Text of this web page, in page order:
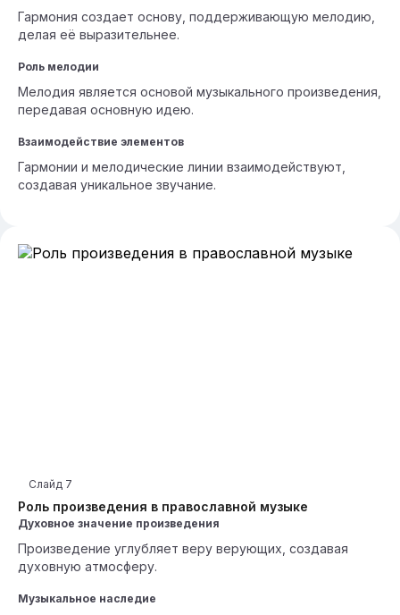
Гармония создает основу, поддерживающую мелодию,
делая её выразительнее.
Роль мелодии
Мелодия является основой музыкального произведения,
передавая основную идею.
Взаимодействие элементов
Гармонии и мелодические линии взаимодействуют,
создавая уникальное звучание.
Роль произведения в православной музыке
Слайд 7
Духовное значение произведения
Произведение углубляет веру верующих, создавая
духовную атмосферу.
Музыкальное наследие